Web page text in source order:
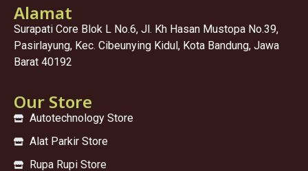
Alamat
Surapati Core Blok L No.6, Jl. Kh Hasan Mustopa No.39,
Pasirlayung, Kec. Cibeunying Kidul, Kota Bandung, Jawa
Barat 40192
Our Store
Autotechnology Store
Alat Parkir Store
Rupa Rupi Store